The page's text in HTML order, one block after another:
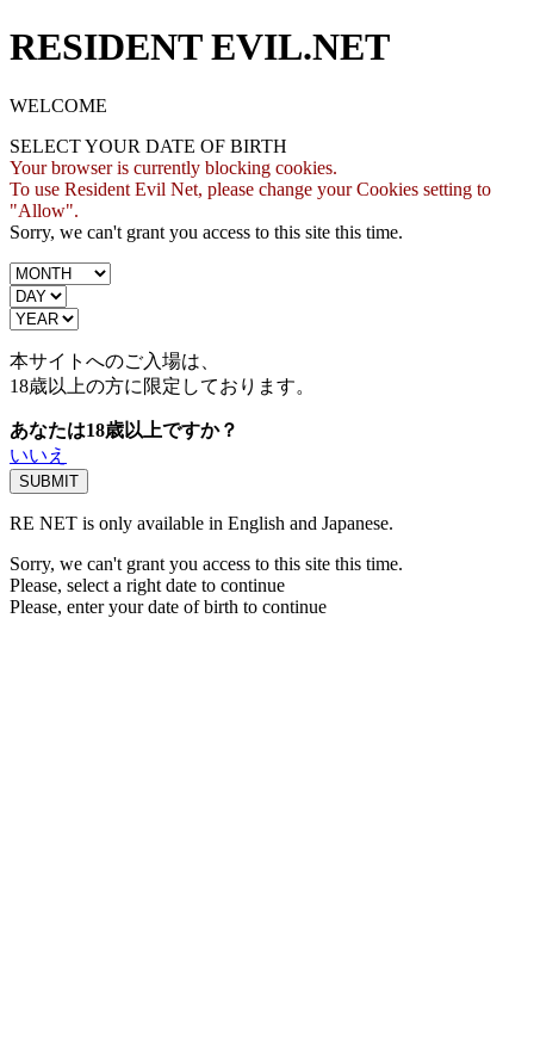
RESIDENT EVIL.NET
WELCOME
SELECT YOUR DATE OF BIRTH
Your browser is currently blocking cookies.
To use Resident Evil Net, please change your Cookies setting to
"Allow".
Sorry, we can't grant you access to this site this time.
本サイトへのご入場は、
18歳以上の方に限定しております。
あなたは18歳以上ですか？
いいえ
RE NET is only available in English and Japanese.
Sorry, we can't grant you access to this site this time.
Please, select a right date to continue
Please, enter your date of birth to continue